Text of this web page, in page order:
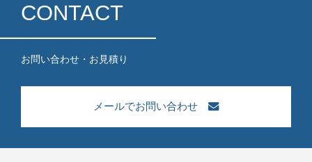
CONTACT
お問い合わせ・お見積り
メールでお問い合わせ